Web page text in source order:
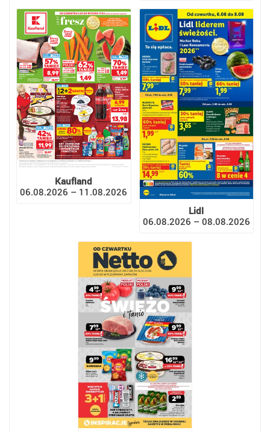
Kaufland
06.08.2026 – 11.08.2026
Lidl
06.08.2026 – 08.08.2026